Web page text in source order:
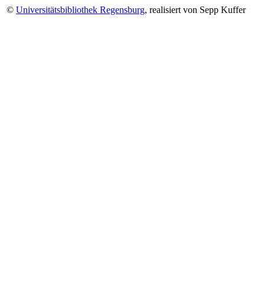
© Universitätsbibliothek Regensburg, realisiert von Sepp Kuffer